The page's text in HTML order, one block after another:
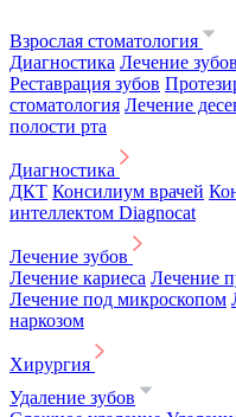
Взрослая стоматология
Диагностика Лечение зубов
Реставрация зубов
стоматология Лечение
полости рта
Диагностика
ДКТ Консилиум врачей
интеллектом Diagnocat
Лечение зубов
Лечение кариеса Лечение
Лечение под микроскопом
наркозом
Хирургия
Удаление зубов